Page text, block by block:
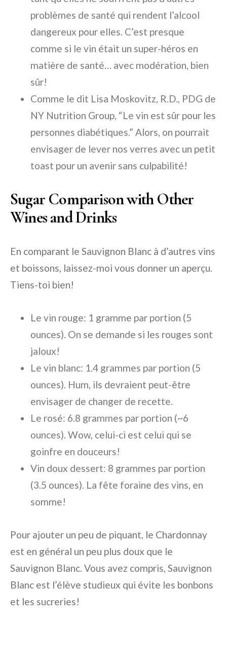
problèmes de santé qui rendent l’alcool
dangereux pour elles. C’est presque
comme si le vin était un super-héros en
matière de santé… avec modération, bien
sûr!
Comme le dit Lisa Moskovitz, R.D., PDG de
NY Nutrition Group, “Le vin est sûr pour les
personnes diabétiques.” Alors, on pourrait
envisager de lever nos verres avec un petit
toast pour un avenir sans culpabilité!
Sugar Comparison with Other
Wines and Drinks
En comparant le Sauvignon Blanc à d’autres vins
et boissons, laissez-moi vous donner un aperçu.
Tiens-toi bien!
Le vin rouge: 1 gramme par portion (5
ounces). On se demande si les rouges sont
jaloux!
Le vin blanc: 1.4 grammes par portion (5
ounces). Hum, ils devraient peut-être
envisager de changer de recette.
Le rosé: 6.8 grammes par portion (~6
ounces). Wow, celui-ci est celui qui se
goinfre en douceurs!
Vin doux dessert: 8 grammes par portion
(3.5 ounces). La fête foraine des vins, en
somme!
Pour ajouter un peu de piquant, le Chardonnay
est en général un peu plus doux que le
Sauvignon Blanc. Vous avez compris, Sauvignon
Blanc est l’élève studieux qui évite les bonbons
et les sucreries!